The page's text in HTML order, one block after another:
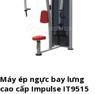
Máy ép ngực bay lưng
cao cấp Impulse IT9515